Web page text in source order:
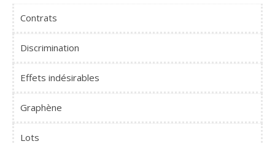
Contrats
Discrimination
Effets indésirables
Graphène
Lots